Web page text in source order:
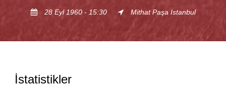
28 Eyl 1960 - 15:30 Mithat Paşa Istanbul
İstatistikler